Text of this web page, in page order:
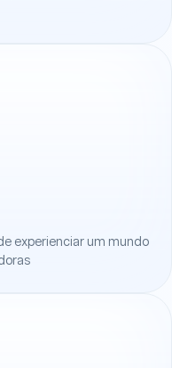
experienciar um mundo